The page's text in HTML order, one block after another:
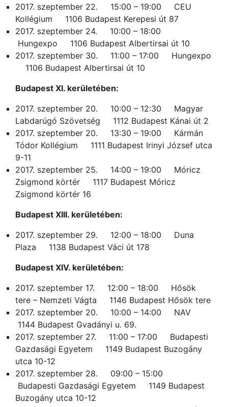
2017. szeptember 22. 15:00 – 19:00 CEU
Kollégium 1106 Budapest Kerepesi út 87
2017. szeptember 24. 10:00 – 18:00
Hungexpo 1106 Budapest Albertirsai út 10
2017. szeptember 30. 11:00 – 17:00 Hungexpo
1106 Budapest Albertirsai út 10
Budapest XI. kerületében:
2017. szeptember 20. 10:00 – 12:30 Magyar
Labdarúgó Szövetség 1112 Budapest Kánai út 2
2017. szeptember 20. 13:30 – 19:00 Kármán
Tódor Kollégium 1111 Budapest Irinyi József utca
9-11
2017. szeptember 25. 14:00 – 19:00 Móricz
Zsigmond körtér 1117 Budapest Móricz
Zsigmond körtér 16
Budapest XIII. kerületében:
2017. szeptember 29. 12:00 – 18:00 Duna
Plaza 1138 Budapest Váci út 178
Budapest XIV. kerületében:
2017. szeptember 17. 12:00 – 18:00 Hősök
tere – Nemzeti Vágta 1146 Budapest Hősök tere
2017. szeptember 20. 10:00 – 14:00 NAV
1144 Budapest Gvadányi u. 69.
2017. szeptember 27. 11:00 – 17:00 Budapesti
Gazdasági Egyetem 1149 Budapest Buzogány
utca 10-12
2017. szeptember 28. 09:00 – 15:00
Budapesti Gazdasági Egyetem 1149 Budapest
Buzogány utca 10-12